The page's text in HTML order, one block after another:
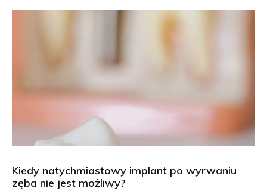
Kiedy natychmiastowy implant po wyrwaniu
zęba nie jest możliwy?